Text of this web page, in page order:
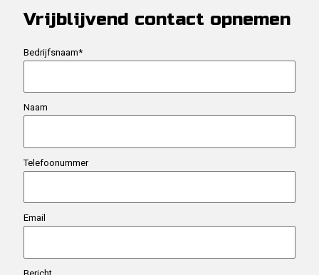
k
a
m
Vrijblijvend contact opnemen
Bedrijfsnaam*
Naam
Telefoonummer
Email